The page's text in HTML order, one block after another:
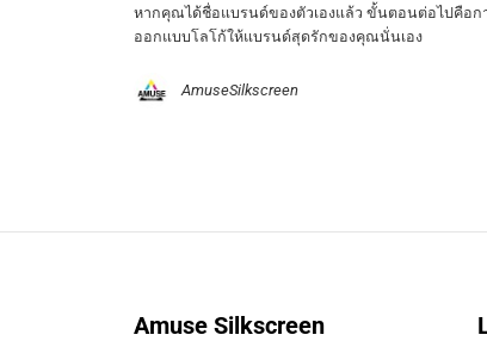
หากคุณได้ชื่อแบรนด์ของตัวเองแล้ว ขั้นตอนต่อไปคือก
ออกแบบโลโก้ให้แบรนด์สุดรักของคุณนั่นเอง
AmuseSilkscreen
Amuse Silkscreen